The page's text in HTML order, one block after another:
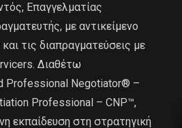
Επαγγελματίας
με αντικείμενο
τις διαπραγματεύσεις με
Διαθέτω
Professional Negotiator® –
Professional – CNP™,
εκπαίδευση στη στρατηγική